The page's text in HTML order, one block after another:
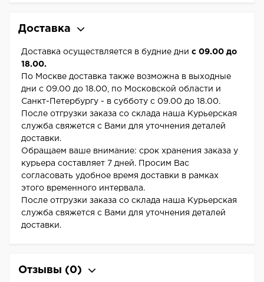
Доставка
Доставка осуществляется в будние дни с 09.00 до
18.00.
По Москве доставка также возможна в выходные
дни с 09.00 до 18.00, по Московской области и
Санкт-Петербургу - в субботу с 09.00 до 18.00.
После отгрузки заказа со склада наша Курьерская
служба свяжется с Вами для уточнения деталей
доставки.
Обращаем ваше внимание: срок хранения заказа у
курьера составляет 7 дней. Просим Вас
согласовать удобное время доставки в рамках
этого временного интервала.
После отгрузки заказа со склада наша Курьерская
служба свяжется с Вами для уточнения деталей
доставки.
Отзывы (0)